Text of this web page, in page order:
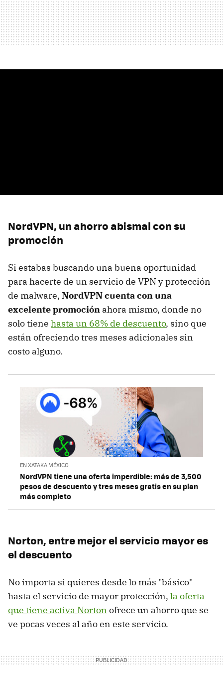
NordVPN, un ahorro abismal con su
promoción
Si estabas buscando una buena oportunidad
para hacerte de un servicio de VPN y protección
de malware, NordVPN cuenta con una
excelente promoción ahora mismo, donde no
solo tiene hasta un 68% de descuento, sino que
están ofreciendo tres meses adicionales sin
costo alguno.
EN XATAKA MÉXICO
NordVPN tiene una oferta imperdible: más de 3,500
pesos de descuento y tres meses gratis en su plan
más completo
Norton, entre mejor el servicio mayor es
el descuento
No importa si quieres desde lo más "básico"
hasta el servicio de mayor protección, la oferta
que tiene activa Norton ofrece un ahorro que se
ve pocas veces al año en este servicio.